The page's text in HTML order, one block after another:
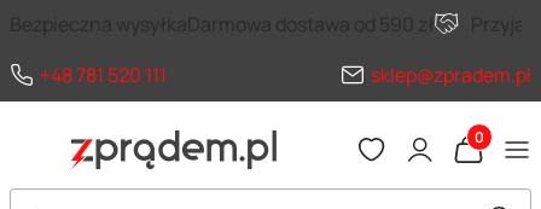
Bezpieczna wysyłkaDarmowa dostawa od 590 zł
+48 781 520 111
sklep@zpradem.pl
Produkty
Otwórz wyszukiwarkę